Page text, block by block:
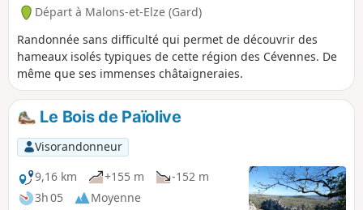
Départ à Malons-et-Elze (Gard)
Randonnée sans difficulté qui permet de découvrir des
hameaux isolés typiques de cette région des Cévennes. De
même que ses immenses châtaigneraies.
Le Bois de Païolive
Visorandonneur
9,16 km
+155 m
-152 m
3h 05
Moyenne